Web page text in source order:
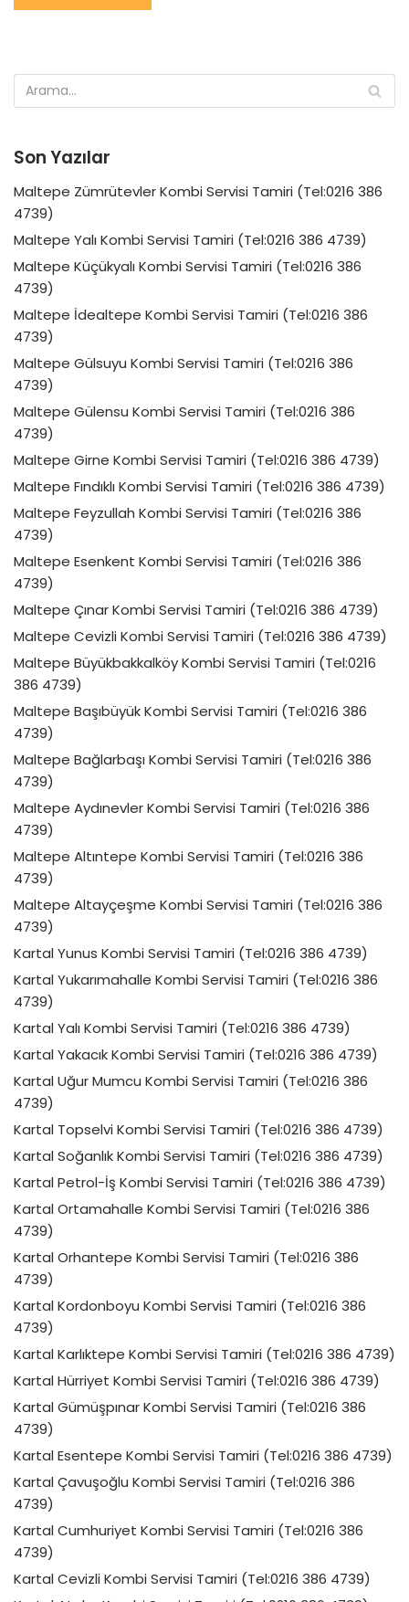
Son Yazılar
Maltepe Zümrütevler Kombi Servisi Tamiri (Tel:0216 386
4739)
Maltepe Yalı Kombi Servisi Tamiri (Tel:0216 386 4739)
Maltepe Küçükyalı Kombi Servisi Tamiri (Tel:0216 386
4739)
Maltepe İdealtepe Kombi Servisi Tamiri (Tel:0216 386
4739)
Maltepe Gülsuyu Kombi Servisi Tamiri (Tel:0216 386
4739)
Maltepe Gülensu Kombi Servisi Tamiri (Tel:0216 386
4739)
Maltepe Girne Kombi Servisi Tamiri (Tel:0216 386 4739)
Maltepe Fındıklı Kombi Servisi Tamiri (Tel:0216 386 4739)
Maltepe Feyzullah Kombi Servisi Tamiri (Tel:0216 386
4739)
Maltepe Esenkent Kombi Servisi Tamiri (Tel:0216 386
4739)
Maltepe Çınar Kombi Servisi Tamiri (Tel:0216 386 4739)
Maltepe Cevizli Kombi Servisi Tamiri (Tel:0216 386 4739)
Maltepe Büyükbakkalköy Kombi Servisi Tamiri (Tel:0216
386 4739)
Maltepe Başıbüyük Kombi Servisi Tamiri (Tel:0216 386
4739)
Maltepe Bağlarbaşı Kombi Servisi Tamiri (Tel:0216 386
4739)
Maltepe Aydınevler Kombi Servisi Tamiri (Tel:0216 386
4739)
Maltepe Altıntepe Kombi Servisi Tamiri (Tel:0216 386
4739)
Maltepe Altayçeşme Kombi Servisi Tamiri (Tel:0216 386
4739)
Kartal Yunus Kombi Servisi Tamiri (Tel:0216 386 4739)
Kartal Yukarımahalle Kombi Servisi Tamiri (Tel:0216 386
4739)
Kartal Yalı Kombi Servisi Tamiri (Tel:0216 386 4739)
Kartal Yakacık Kombi Servisi Tamiri (Tel:0216 386 4739)
Kartal Uğur Mumcu Kombi Servisi Tamiri (Tel:0216 386
4739)
Kartal Topselvi Kombi Servisi Tamiri (Tel:0216 386 4739)
Kartal Soğanlık Kombi Servisi Tamiri (Tel:0216 386 4739)
Kartal Petrol-İş Kombi Servisi Tamiri (Tel:0216 386 4739)
Kartal Ortamahalle Kombi Servisi Tamiri (Tel:0216 386
4739)
Kartal Orhantepe Kombi Servisi Tamiri (Tel:0216 386
4739)
Kartal Kordonboyu Kombi Servisi Tamiri (Tel:0216 386
4739)
Kartal Karlıktepe Kombi Servisi Tamiri (Tel:0216 386 4739)
Kartal Hürriyet Kombi Servisi Tamiri (Tel:0216 386 4739)
Kartal Gümüşpınar Kombi Servisi Tamiri (Tel:0216 386
4739)
Kartal Esentepe Kombi Servisi Tamiri (Tel:0216 386 4739)
Kartal Çavuşoğlu Kombi Servisi Tamiri (Tel:0216 386
4739)
Kartal Cumhuriyet Kombi Servisi Tamiri (Tel:0216 386
4739)
Kartal Cevizli Kombi Servisi Tamiri (Tel:0216 386 4739)